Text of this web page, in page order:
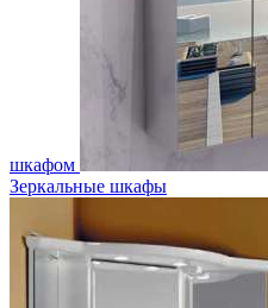
шкафом
Зеркальные шкафы